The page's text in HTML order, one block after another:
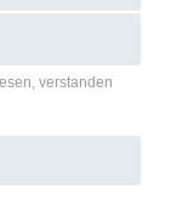
verstanden